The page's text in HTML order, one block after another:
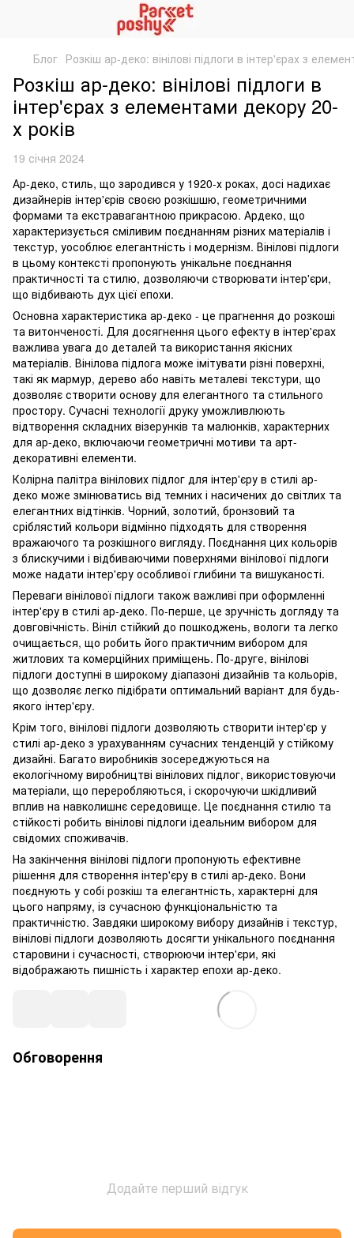
Блог Розкіш ар-деко: вінілові підлоги в інтер'єрах з
Розкіш ар-деко: вінілові підлоги в
інтер'єрах з елементами декору 20-
х років
19 січня 2024
Ар-деко, стиль, що зародився у 1920-х роках, досі надихає
дизайнерів інтер'єрів своєю розкішшю, геометричними
формами та екстравагантною прикрасою. Ардеко, що
характеризується сміливим поєднанням різних матеріалів і
текстур, уособлює елегантність і модернізм. Вінілові підлоги
в цьому контексті пропонують унікальне поєднання
практичності та стилю, дозволяючи створювати інтер'єри,
що відбивають дух цієї епохи.
Основна характеристика ар-деко - це прагнення до розкоші
та витонченості. Для досягнення цього ефекту в інтер'єрах
важлива увага до деталей та використання якісних
матеріалів. Вінілова підлога може імітувати різні поверхні,
такі як мармур, дерево або навіть металеві текстури, що
дозволяє створити основу для елегантного та стильного
простору. Сучасні технології друку уможливлюють
відтворення складних візерунків та малюнків, характерних
для ар-деко, включаючи геометричні мотиви та арт-
декоративні елементи.
Колірна палітра вінілових підлог для інтер'єру в стилі ар-
деко може змінюватись від темних і насичених до світлих та
елегантних відтінків. Чорний, золотий, бронзовий та
сріблястий кольори відмінно підходять для створення
вражаючого та розкішного вигляду. Поєднання цих кольорів
з блискучими і відбиваючими поверхнями вінілової підлоги
може надати інтер'єру особливої глибини та вишуканості.
Переваги вінілової підлоги також важливі при оформленні
інтер'єру в стилі ар-деко. По-перше, це зручність догляду та
довговічність. Вініл стійкий до пошкоджень, вологи та легко
очищається, що робить його практичним вибором для
житлових та комерційних приміщень. По-друге, вінілові
підлоги доступні в широкому діапазоні дизайнів та кольорів,
що дозволяє легко підібрати оптимальний варіант для будь-
якого інтер'єру.
Крім того, вінілові підлоги дозволяють створити інтер'єр у
стилі ар-деко з урахуванням сучасних тенденцій у стійкому
дизайні. Багато виробників зосереджуються на
екологічному виробництві вінілових підлог, використовуючи
матеріали, що переробляються, і скорочуючи шкідливий
вплив на навколишнє середовище. Це поєднання стилю та
стійкості робить вінілові підлоги ідеальним вибором для
свідомих споживачів.
На закінчення вінілові підлоги пропонують ефективне
рішення для створення інтер'єру в стилі ар-деко. Вони
поєднують у собі розкіш та елегантність, характерні для
цього напряму, із сучасною функціональністю та
практичністю. Завдяки широкому вибору дизайнів і текстур,
вінілові підлоги дозволяють досягти унікального поєднання
старовини і сучасності, створюючи інтер'єри, які
відображають пишність і характер епохи ар-деко.
Обговорення
Додайте перший відгук